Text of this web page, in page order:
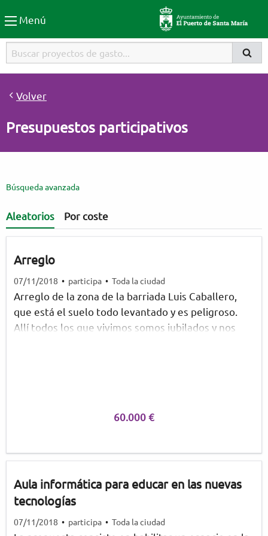
Participa El Puerto de Santa
Menú
Buscador
Buscar
Volver
Presupuestos participativos
Búsqueda avanzada
Aleatorios Por coste
Arreglo
07/11/2018 • participa • Toda la ciudad
Arreglo de la zona de la barriada Luis Caballero,
que está el suelo todo levantado y es peligroso.
Allí todos los que vivimos somos jubilados y nos
60.000 €
Aula informática para educar en las nuevas
tecnologías
07/11/2018 • participa • Toda la ciudad